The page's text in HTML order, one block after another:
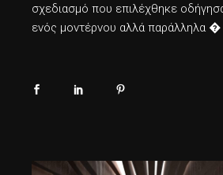
σχεδιασμό που επιλέχθηκε
ενός μοντέρνου αλλά παράλληλα �